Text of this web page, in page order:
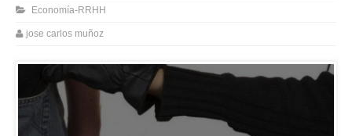
Economía-RRHH
jose carlos muñoz